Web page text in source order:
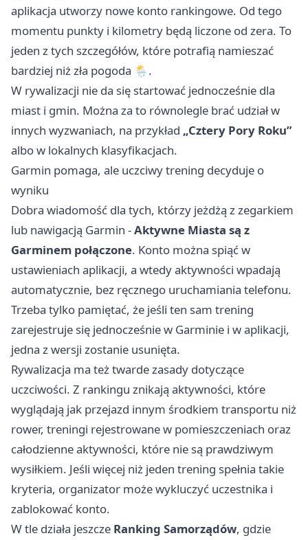
aplikacja utworzy nowe konto rankingowe. Od tego
momentu punkty i kilometry będą liczone od zera. To
jeden z tych szczegółów, które potrafią namieszać
bardziej niż zła pogoda 🌦️.
W rywalizacji nie da się startować jednocześnie dla
miast i gmin. Można za to równolegle brać udział w
innych wyzwaniach, na przykład „Cztery Pory Roku”
albo w lokalnych klasyfikacjach.
Garmin pomaga, ale uczciwy trening decyduje o
wyniku
Dobra wiadomość dla tych, którzy jeżdżą z zegarkiem
lub nawigacją Garmin -Aktywne Miasta są z
Garminem połączone. Konto można spiąć w
ustawieniach aplikacji, a wtedy aktywności wpadają
automatycznie, bez ręcznego uruchamiania telefonu.
Trzeba tylko pamiętać, że jeśli ten sam trening
zarejestruje się jednocześnie w Garminie i w aplikacji,
jedna z wersji zostanie usunięta.
Rywalizacja ma też twarde zasady dotyczące
uczciwości. Z rankingu znikają aktywności, które
wyglądają jak przejazd innym środkiem transportu niż
rower, treningi rejestrowane w pomieszczeniach oraz
całodzienne aktywności, które nie są prawdziwym
wysiłkiem. Jeśli więcej niż jeden trening spełnia takie
kryteria, organizator może wykluczyć uczestnika i
zablokować konto.
W tle działa jeszcze Ranking Samorządów, gdzie